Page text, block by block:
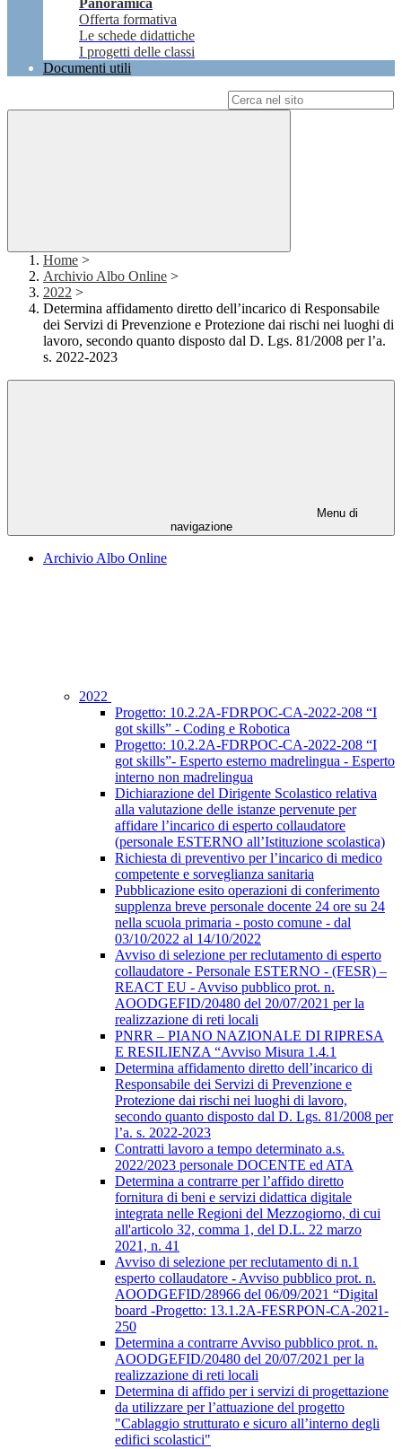
Panoramica
Offerta formativa
Le schede didattiche
I progetti delle classi
Documenti utili
Home >
Archivio Albo Online >
2022 >
Determina affidamento diretto dell’incarico di Responsabile
dei Servizi di Prevenzione e Protezione dai rischi nei luoghi di
lavoro, secondo quanto disposto dal D. Lgs. 81/2008 per l’a.
s. 2022-2023
Menu di
navigazione
Archivio Albo Online
2022
Progetto: 10.2.2A-FDRPOC-CA-2022-208 “I
got skills” - Coding e Robotica
Progetto: 10.2.2A-FDRPOC-CA-2022-208 “I
got skills”- Esperto esterno madrelingua - Esperto
interno non madrelingua
Dichiarazione del Dirigente Scolastico relativa
alla valutazione delle istanze pervenute per
affidare l’incarico di esperto collaudatore
(personale ESTERNO all’Istituzione scolastica)
Richiesta di preventivo per l’incarico di medico
competente e sorveglianza sanitaria
Pubblicazione esito operazioni di conferimento
supplenza breve personale docente 24 ore su 24
nella scuola primaria - posto comune - dal
03/10/2022 al 14/10/2022
Avviso di selezione per reclutamento di esperto
collaudatore - Personale ESTERNO - (FESR) –
REACT EU - Avviso pubblico prot. n.
AOODGEFID/20480 del 20/07/2021 per la
realizzazione di reti locali
PNRR – PIANO NAZIONALE DI RIPRESA
E RESILIENZA “Avviso Misura 1.4.1
Determina affidamento diretto dell’incarico di
Responsabile dei Servizi di Prevenzione e
Protezione dai rischi nei luoghi di lavoro,
secondo quanto disposto dal D. Lgs. 81/2008 per
l’a. s. 2022-2023
Contratti lavoro a tempo determinato a.s.
2022/2023 personale DOCENTE ed ATA
Determina a contrarre per l’affido diretto
fornitura di beni e servizi didattica digitale
integrata nelle Regioni del Mezzogiorno, di cui
all'articolo 32, comma 1, del D.L. 22 marzo
2021, n. 41
Avviso di selezione per reclutamento di n.1
esperto collaudatore - Avviso pubblico prot. n.
AOODGEFID/28966 del 06/09/2021 “Digital
board -Progetto: 13.1.2A-FESRPON-CA-2021-
250
Determina a contrarre Avviso pubblico prot. n.
AOODGEFID/20480 del 20/07/2021 per la
realizzazione di reti locali
Determina di affido per i servizi di progettazione
da utilizzare per l’attuazione del progetto
"Cablaggio strutturato e sicuro all’interno degli
edifici scolastici"